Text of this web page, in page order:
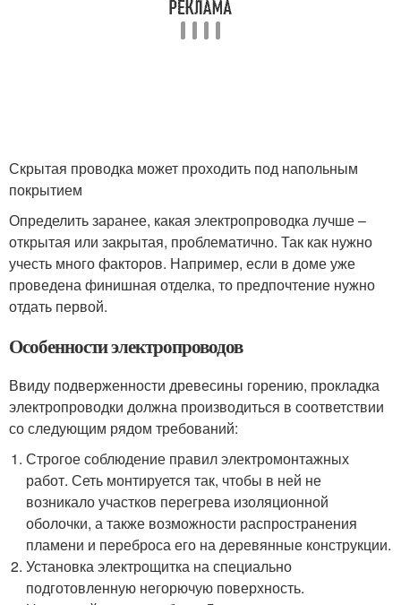
Скрытая проводка может проходить под напольным
покрытием
Определить заранее, какая электропроводка лучше –
открытая или закрытая, проблематично. Так как нужно
учесть много факторов. Например, если в доме уже
проведена финишная отделка, то предпочтение нужно
отдать первой.
Особенности электропроводов
Ввиду подверженности древесины горению, прокладка
электропроводки должна производиться в соответствии
со следующим рядом требований:
Строгое соблюдение правил электромонтажных
работ. Сеть монтируется так, чтобы в ней не
возникало участков перегрева изоляционной
оболочки, а также возможности распространения
пламени и переброса его на деревянные конструкции.
Установка электрощитка на специально
подготовленную негорючую поверхность.